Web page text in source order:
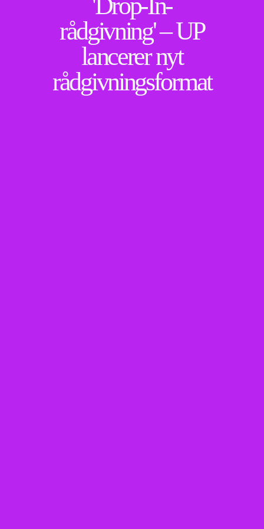
UP Tilbyder
Aktuelt
Kalender
Lej lokaler og sale
rådgivning' – UP
lancerer nyt
rådgivningsformat